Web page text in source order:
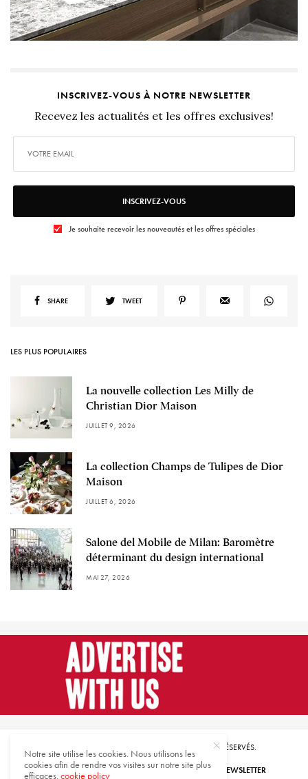
INSCRIVEZ-VOUS À NOTRE NEWSLETTER
Recevez les actualités et les offres exclusives!
INSCRIVEZ-VOUS
Je souhaite recevoir les nouveautés et les offres spéciales
SHARE TWEET
LES PLUS POPULAIRES
La nouvelle collection Les Milly de
Christian Dior Maison
JUILLET 9, 2026
La collection Champs de Tulipes de Dior
Maison
JUILLET 6, 2026
Salone del Mobile de Milan: Baromètre
déterminant du design international
MAI 27, 2026
© 2021 HARMONIES MAGAZINE. TOUS DROITS RÉSERVÉS.
ABONNEZ-VOUS INSCRIVEZ-VOUS À NOTRE NEWSLETTER
Notre site utilise les cookies. Nous utilisons les
cookies afin de rendre vos visites sur notre site plus
efficaces.cookie policy